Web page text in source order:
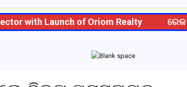
with Launch of Oriom Realty ରେଳ